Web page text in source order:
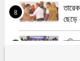
৪
ছেড়ে